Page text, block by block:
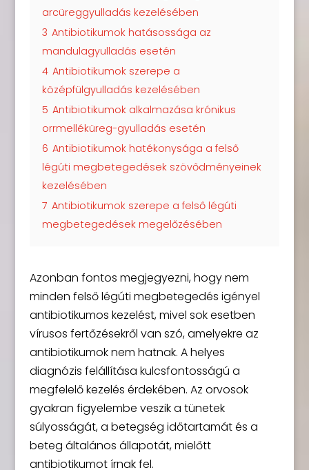
arcüreggyulladás kezelésében
3 Antibiotikumok hatásossága az
mandulagyulladás esetén
4 Antibiotikumok szerepe a
középfülgyulladás kezelésében
5 Antibiotikumok alkalmazása krónikus
orrmelléküreg-gyulladás esetén
6 Antibiotikumok hatékonysága a felső
légúti megbetegedések szövődményeinek
kezelésében
7 Antibiotikumok szerepe a felső légúti
megbetegedések megelőzésében
Azonban fontos megjegyezni, hogy nem
minden felső légúti megbetegedés igényel
antibiotikumos kezelést, mivel sok esetben
vírusos fertőzésekről van szó, amelyekre az
antibiotikumok nem hatnak. A helyes
diagnózis felállítása kulcsfontosságú a
megfelelő kezelés érdekében. Az orvosok
gyakran figyelembe veszik a tünetek
súlyosságát, a betegség időtartamát és a
beteg általános állapotát, mielőtt
antibiotikumot írnak fel.